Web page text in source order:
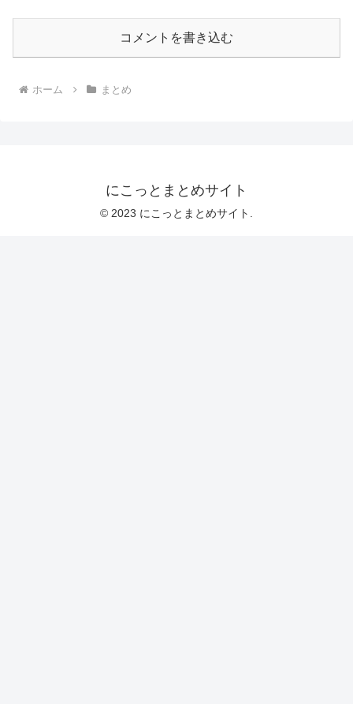
コメントを書き込む
ホーム まとめ
にこっとまとめサイト
© 2023 にこっとまとめサイト.